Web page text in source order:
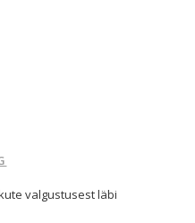
valgustusest läbi